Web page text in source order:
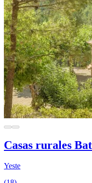
Casas rurales
Yeste